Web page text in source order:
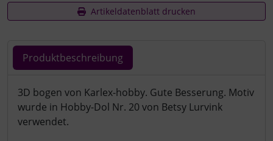
Artikeldatenblatt drucken
Produktbeschreibung
Produktbeschreibung
3D bogen von Karlex-hobby. Gute Besserung. Motiv
wurde in Hobby-Dol Nr. 20 von Betsy Lurvink
verwendet.